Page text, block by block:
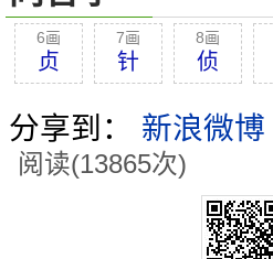
6画
贞
7画
针
8画
侦
分享到： 新浪微博
阅读(13865次)